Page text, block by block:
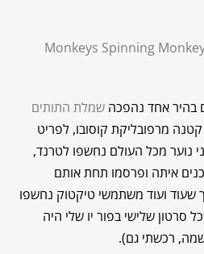
♬ Monkeys Spinning
שמלת התותים
מרפובליקת קוסובו, לפריט
נוער מכל העולם נחשפו לטרנד,
איתה ופרסמו תחת אותם
ועוד משתמשי טיקטוק נחשפו
סרטון שלישי בפור יו שלי היה
רכשתי גם).